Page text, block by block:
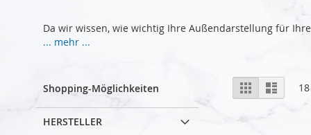
Da wir wissen, wie wichtig Ihre Außendarstellung für
... mehr ...
Anzeigen
als
Liste Liste 18
Shopping-Möglichkeiten
HERSTELLER